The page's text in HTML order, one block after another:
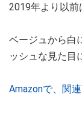
2019年より以前
ベージュから白
ッシュな見た目
Amazonで、関